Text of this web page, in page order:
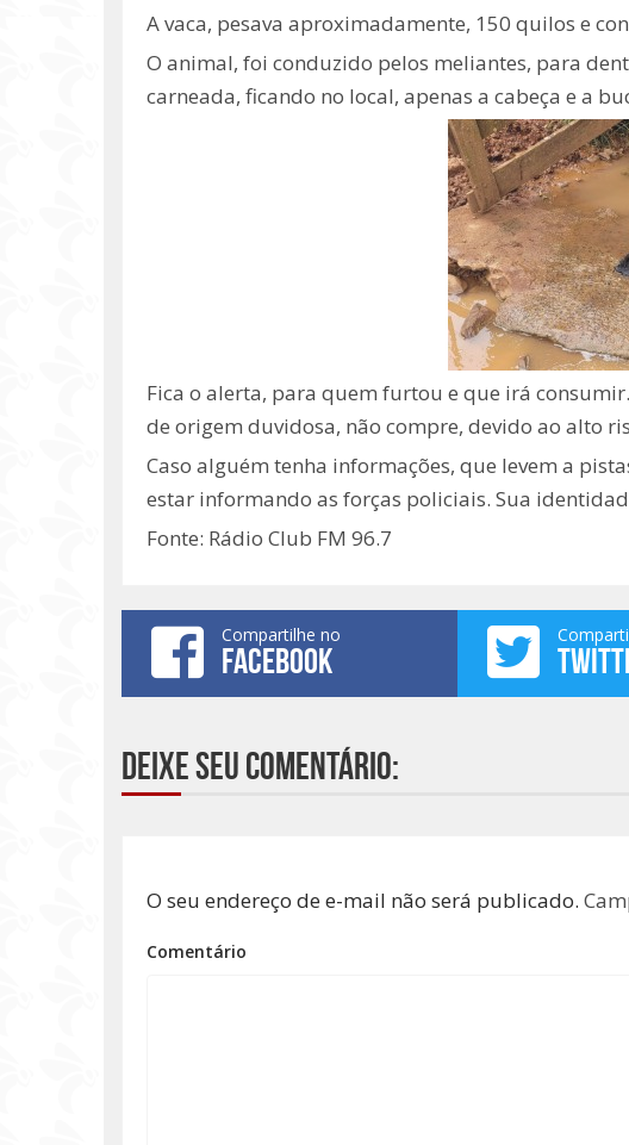
A vaca, pesava aproximadamente, 150 quilos e
O animal, foi conduzido pelos meliantes, para
carneada, ficando no local, apenas a cabeça e a
Fica o alerta, para quem furtou e que irá
de origem duvidosa, não compre, devido ao alto
Caso alguém tenha informações, que levem a
estar informando as forças policiais. Sua
Fonte: Rádio Club FM 96.7
Compartilhe no
FACEBOOK
Deixe seu comentário:
O seu endereço de e-mail não será publicado.
Comentário